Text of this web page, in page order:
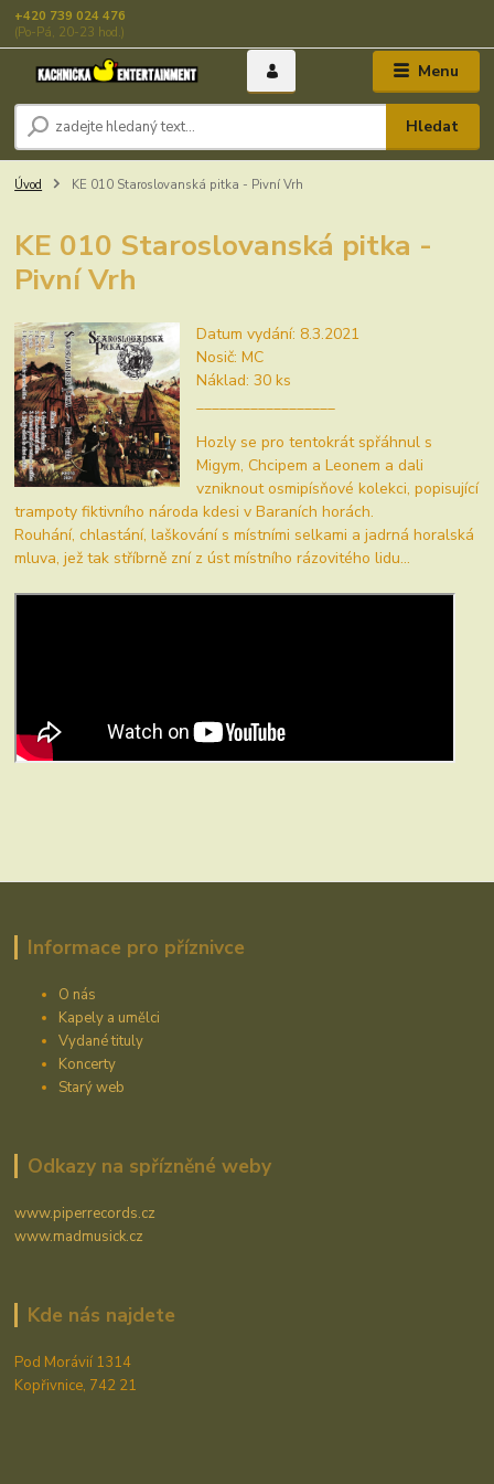
Menu
Hledat
+420 739 024 476
(Po-Pá, 20-23 hod.)
Úvod KE 010 Staroslovanská pitka - Pivní Vrh
KE 010 Staroslovanská pitka -
Pivní Vrh
Datum vydání: 8.3.2021
Nosič: MC
Náklad: 30 ks
Hozly se pro tentokrát spřáhnul s
Migym, Chcipem a Leonem a dali
vzniknout osmipísňové kolekci, popisující
trampoty fiktivního národa kdesi v Baraních horách.
Rouhání, chlastání, laškování s místními selkami a jadrná horalská
mluva, jež tak stříbrně zní z úst místního rázovitého lidu...
Informace pro příznivce
O nás
Kapely a umělci
Vydané tituly
Koncerty
Starý web
Odkazy na spřízněné weby
www.piperrecords.cz
www.madmusick.cz
Kde nás najdete
Pod Morávií 1314
Kopřivnice, 742 21